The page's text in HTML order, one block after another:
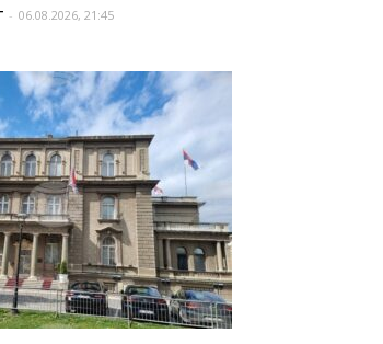
- 06.08.2026, 21:45